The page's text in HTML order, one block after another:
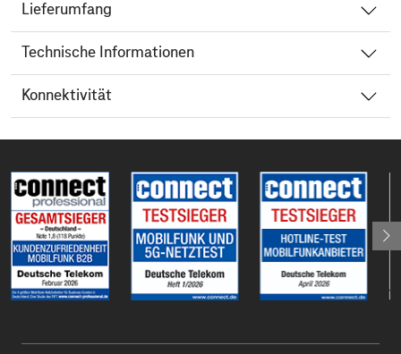
Lieferumfang
Technische Informationen
Konnektivität